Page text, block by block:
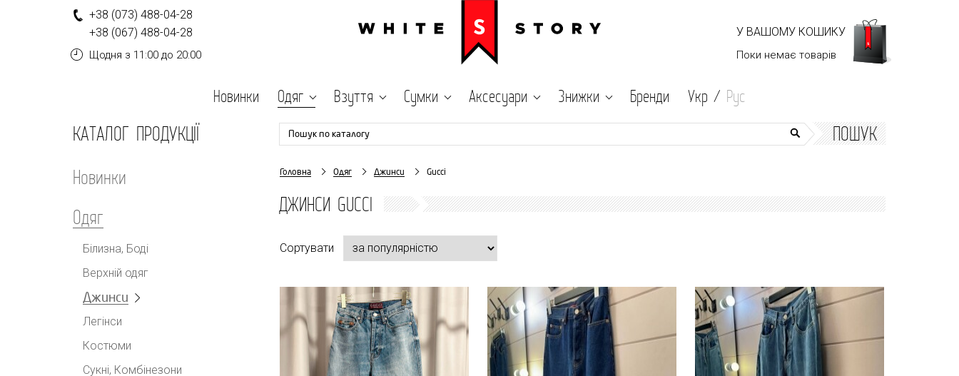
+38 (073) 488-04-28
+38 (067) 488-04-28
Щодня з 11:00 до 20:00
У ВАШОМУ КОШИКУ
Поки немає товарів
Новинки Одяг Взуття Сумки Аксесуари Знижки Бренди Укр / Рус
КАТАЛОГ ПРОДУКЦІЇ
Новинки
Одяг
Білизна, Боді
Верхній одяг
Джинси
Легінси
Костюми
Сукні, Комбінезони
Пошук по каталогу ПОШУК
Головна Одяг Джинси Gucci
ДЖИНСИ GUCCI
Сортувати